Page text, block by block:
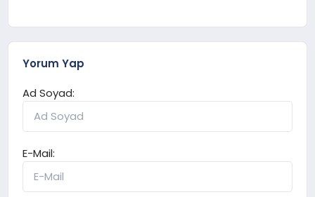
Yorum Yap
Ad Soyad:
E-Mail: